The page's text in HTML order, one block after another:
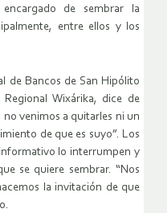
de sembrar la
entre ellos y los
de Bancos de San Hipólito
Wixárika, dice de
venimos a quitarles ni un
de que es suyo”. Los
lo interrumpen y
se quiere sembrar. “Nos
la invitación de que